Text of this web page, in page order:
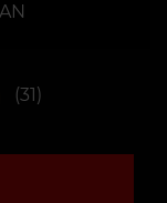
(31)